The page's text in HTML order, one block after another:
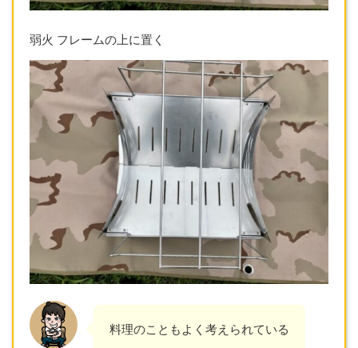
弱火 フレームの上に置く
料理のこともよく考えられている